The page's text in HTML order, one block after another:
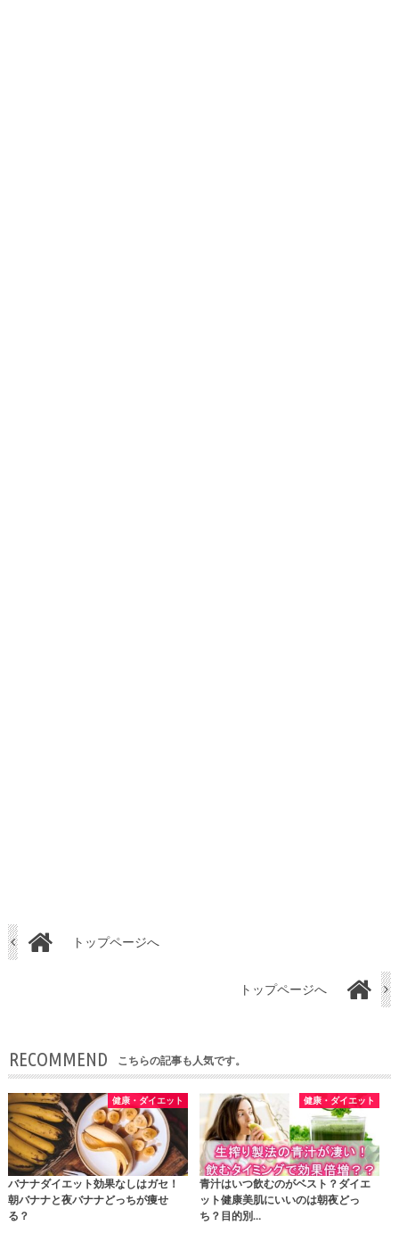
トップページへ
トップページへ
RECOMMEND こちらの記事も人気です。
健康・ダイエット
バナナダイエット効果なしはガセ！
朝バナナと夜バナナどっちが痩せ
る？
健康・ダイエット
青汁はいつ飲むのがベスト？ダイエ
ット健康美肌にいいのは朝夜どっ
ち？目的別…